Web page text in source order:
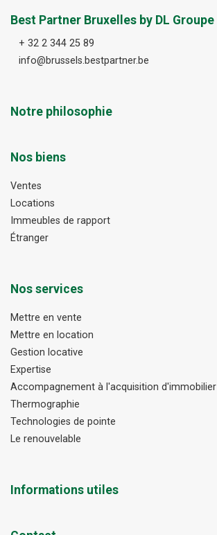
Best Partner Bruxelles by DL Groupe
+ 32 2 344 25 89
info@brussels.bestpartner.be
Notre philosophie
Nos biens
Ventes
Locations
Immeubles de rapport
Étranger
Nos services
Mettre en vente
Mettre en location
Gestion locative
Expertise
Accompagnement à l'acquisition d'immobilier
Thermographie
Technologies de pointe
Le renouvelable
Informations utiles